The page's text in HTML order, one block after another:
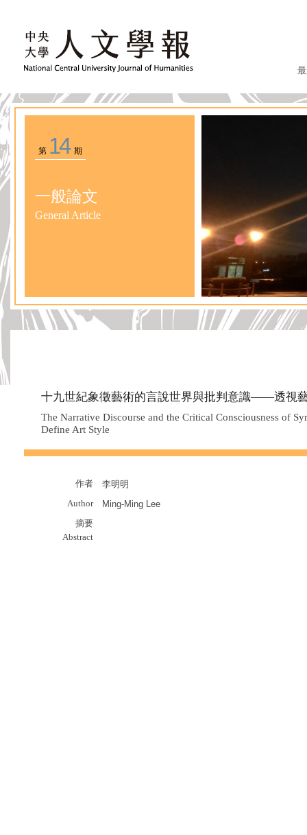
第 14期
一般論文
General Article
十九世紀象徵藝術的言說世界與批判意識——透視
The Narrative Discourse and the Critical Consciousness of
Define Art Style
作者
李明明
Author
Ming-Ming Lee
摘要
Abstract